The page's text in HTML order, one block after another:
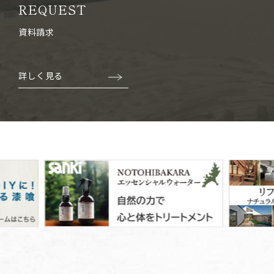
REQUEST
資料請求
詳しく見る